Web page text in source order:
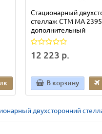
Стационарный
стеллаж СТМ МА
дополнительный
12 223 р.
В корзину
двухсторонний